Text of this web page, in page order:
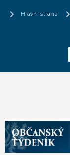
Hlavní strana